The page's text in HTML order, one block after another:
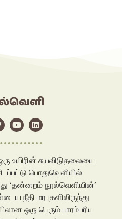
உயிரின் சுயவிடுதலையை
பொதுவெளியில்
‘தன்னறம் நூல்வெளியின்’
நீதி மரபுகளிலிருந்து
ஒரு பெரும் பாரம்பரிய